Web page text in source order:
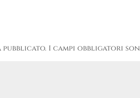
I campi obbligatori